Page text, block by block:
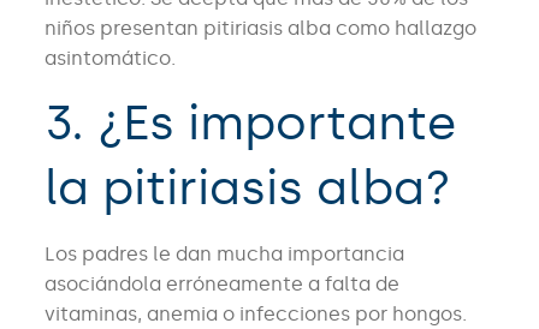
niños presentan pitiriasis alba como hallazgo
asintomático.
3. ¿Es importante
la pitiriasis alba?
Los padres le dan mucha importancia
asociándola erróneamente a falta de
vitaminas, anemia o infecciones por hongos.